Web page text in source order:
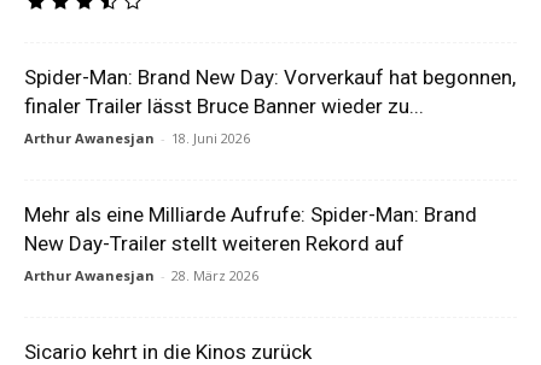
Spider-Man: Brand New Day: Vorverkauf hat begonnen,
finaler Trailer lässt Bruce Banner wieder zu...
Arthur Awanesjan - 18. Juni 2026
Mehr als eine Milliarde Aufrufe: Spider-Man: Brand
New Day-Trailer stellt weiteren Rekord auf
Arthur Awanesjan - 28. März 2026
Sicario kehrt in die Kinos zurück